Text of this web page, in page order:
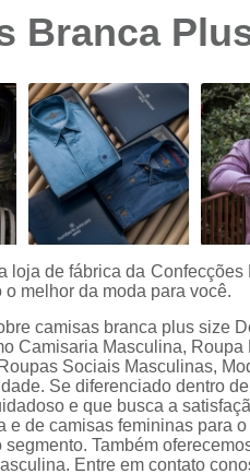
Camisas
branca
preço
Camisas
sociais
listradas
Camisas
sociais
curta
Camisas
sociais
manga
longa
Camisas
sociais
masculinas
Branca
loja de fábrica da
melhor da moda para você.
camisas branca plus size
Camisaria Masculina,
Sociais Masculinas,
Se diferenciado dentro
e que busca a
e de camisas femininas para
segmento. Também
Entre em contato